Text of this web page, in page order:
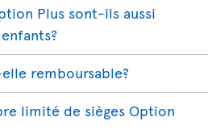
Plus sont-ils aussi
remboursable?
limité de sièges Option